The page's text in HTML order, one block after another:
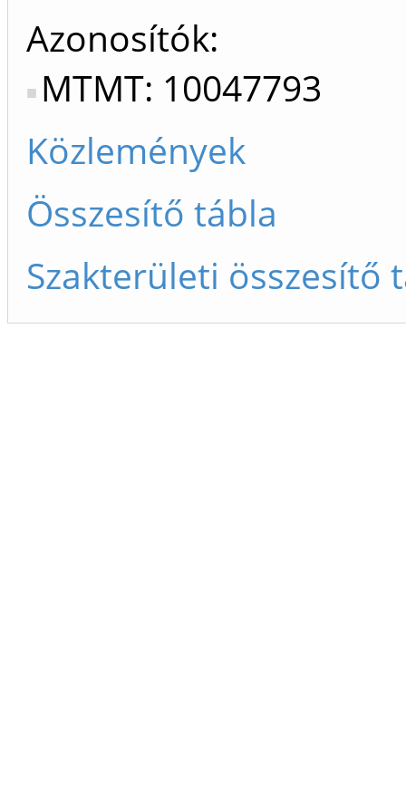
Azonosítók
MTMT: 10047793
Közlemények
Összesítő tábla
Szakterületi összesítő